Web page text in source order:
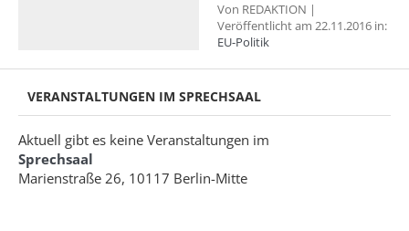
Von REDAKTION |
Veröffentlicht am 22.11.2016 in:
EU-Politik
VERANSTALTUNGEN IM SPRECHSAAL
Aktuell gibt es keine Veranstaltungen im
Sprechsaal
Marienstraße 26, 10117 Berlin-Mitte